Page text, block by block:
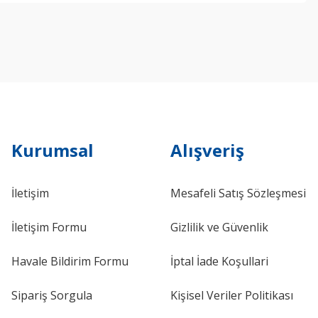
Kurumsal
İletişim
İletişim Formu
Havale Bildirim Formu
Sipariş Sorgula
Alışveriş
Mesafeli Satış Sözleşmesi
Gizlilik ve Güvenlik
İptal İade Koşullari
Kişisel Veriler Politikası